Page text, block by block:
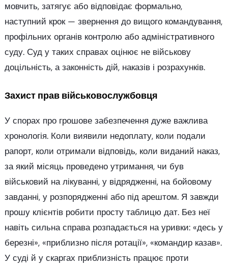
мовчить, затягує або відповідає формально,
наступний крок — звернення до вищого командування,
профільних органів контролю або адміністративного
суду. Суд у таких справах оцінює не військову
доцільність, а законність дій, наказів і розрахунків.
Захист прав військовослужбовця
У спорах про грошове забезпечення дуже важлива
хронологія. Коли виявили недоплату, коли подали
рапорт, коли отримали відповідь, коли виданий наказ,
за який місяць проведено утримання, чи був
військовий на лікуванні, у відрядженні, на бойовому
завданні, у розпорядженні або під арештом. Я завжди
прошу клієнтів робити просту таблицю дат. Без неї
навіть сильна справа розпадається на уривки: «десь у
березні», «приблизно після ротації», «командир казав».
У суді й у скаргах приблизність працює проти